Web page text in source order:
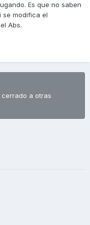
Es que no saben
se modifica el
Abs.
a otras